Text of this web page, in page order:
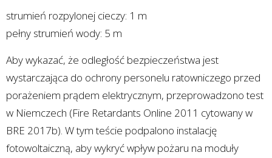
strumień rozpylonej cieczy: 1 m
pełny strumień wody: 5 m
Aby wykazać, że odległość bezpieczeństwa jest
wystarczająca do ochrony personelu ratowniczego przed
porażeniem prądem elektrycznym, przeprowadzono test
w Niemczech (Fire Retardants Online 2011 cytowany w
BRE 2017b). W tym teście podpalono instalację
fotowoltaiczną, aby wykryć wpływ pożaru na moduły